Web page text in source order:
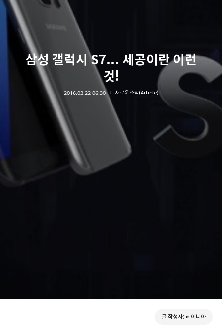
삼성 갤럭시 S7... 세공이란 이런
것!
2016.02.22 06:30 새로운 소식(Article)
글 작성자: 레이니아